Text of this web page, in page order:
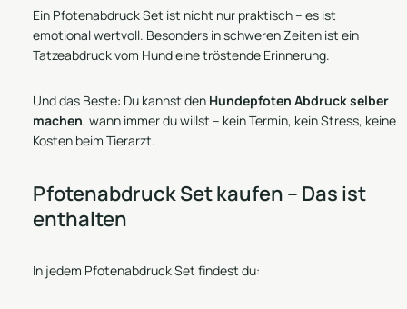
Ein Pfotenabdruck Set ist nicht nur praktisch – es ist
emotional wertvoll. Besonders in schweren Zeiten ist ein
Tatzeabdruck vom Hund eine tröstende Erinnerung.
Und das Beste: Du kannst den Hundepfoten Abdruck selber
machen, wann immer du willst – kein Termin, kein Stress, keine
Kosten beim Tierarzt.
Pfotenabdruck Set kaufen – Das ist
enthalten
In jedem Pfotenabdruck Set findest du: